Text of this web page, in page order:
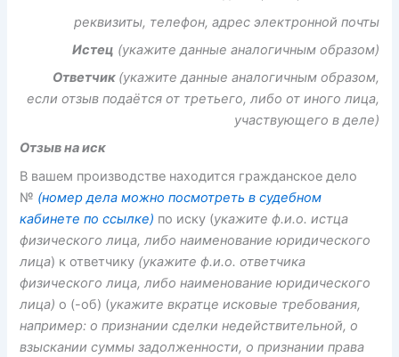
реквизиты, телефон, адрес электронной почты
Истец (укажите данные аналогичным образом)
Ответчик (укажите данные аналогичным образом,
если отзыв подаётся от третьего, либо от иного лица,
участвующего в деле)
Отзыв на иск
В вашем производстве находится гражданское дело
№ (номер дела можно посмотреть в судебном
кабинете по ссылке) по иску (укажите ф.и.о. истца
физического лица, либо наименование юридического
лица) к ответчику (укажите ф.и.о. ответчика
физического лица, либо наименование юридического
лица) о (-об) (укажите вкратце исковые требования,
например: о признании сделки недействительной, о
взыскании суммы задолженности, о признании права